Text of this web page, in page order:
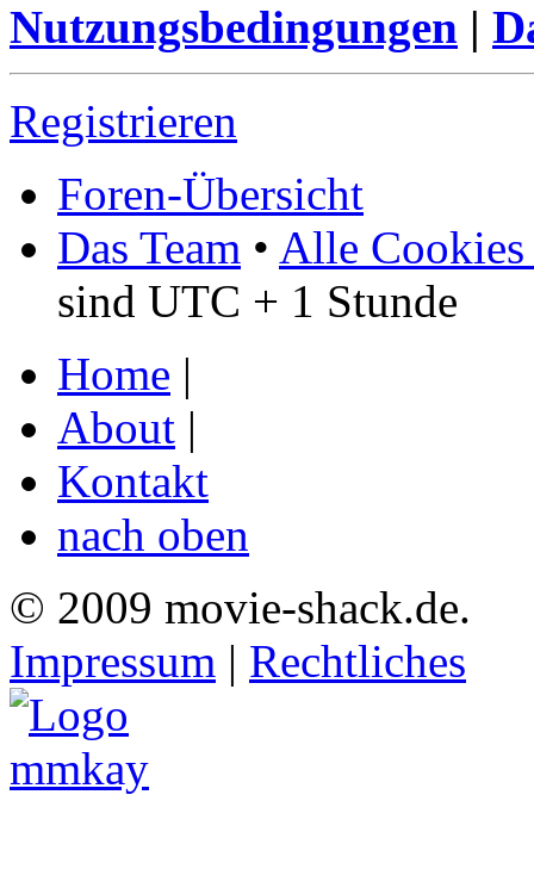
Nutzungsbedingungen |
Registrieren
Foren-Übersicht
Das Team • Alle Cookies
sind UTC + 1 Stunde
Home |
About |
Kontakt
nach oben
© 2009 movie-shack.de.
Impressum | Rechtliches